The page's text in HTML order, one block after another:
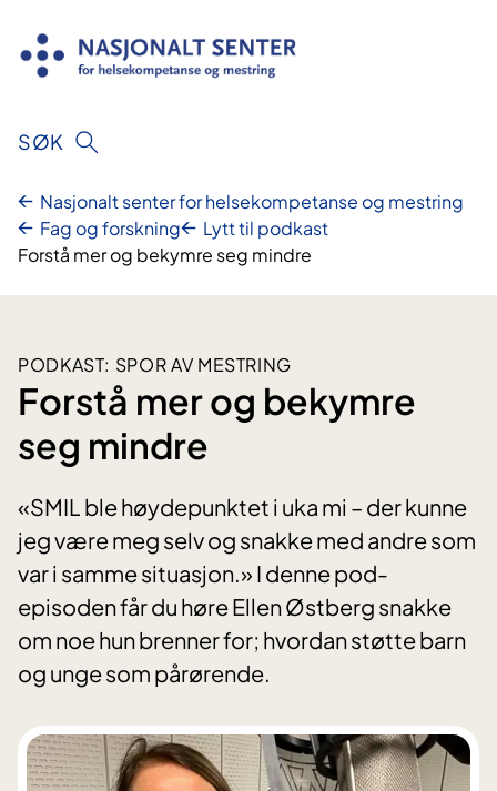
innhold
SØK
Nasjonalt senter for helsekompetanse og mestring
Fag og forskning
Lytt til podkast
Forstå mer og bekymre seg mindre
PODKAST: SPOR AV MESTRING
Forstå mer og bekymre
seg mindre
«SMIL ble høydepunktet i uka mi – der kunne
jeg være meg selv og snakke med andre som
var i samme situasjon.» I denne pod-
episoden får du høre Ellen Østberg snakke
om noe hun brenner for; hvordan støtte barn
og unge som pårørende.